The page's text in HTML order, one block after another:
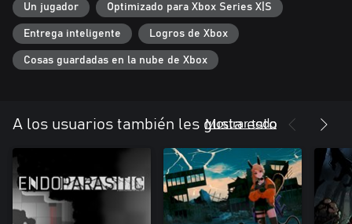
Un jugador Optimizado para Xbox Series X|S
Entrega inteligente Logros de Xbox
Cosas guardadas en la nube de Xbox
A los usuarios también les gusta esto
Mostrar todo